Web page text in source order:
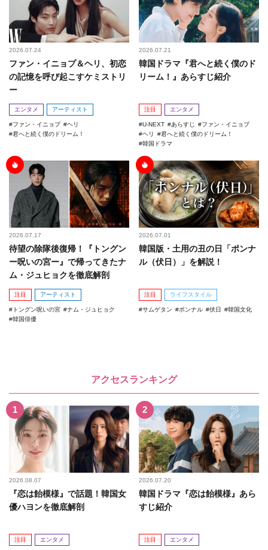
2026.07.24
ファン・イニョプ＆ヘリ、初恋
の記憶を呼び起こすケミストリ
ー
エンタメ アーティスト
ファン・イニョプ
ヘリ
君へと続く僕のドリーム！
2026.07.21
韓国ドラマ『君へと続く僕のド
リーム！』あらすじ紹介
注目 エンタメ
U-NEXT あらすじ
ファン・イニョプ
ヘリ
君へと続く僕のドリーム！
韓国ドラマ
2026.07.17
待望の除隊後復帰！『トングン
ー呪いの宮ー』で帰ってきたナ
ム・ジュヒョクを徹底解剖
注目 アーティスト
トングン呪いの宮
ナム・ジュヒョク
韓国俳優
2026.07.01
韓国版・土用の丑の日「ポンナ
ル（伏日）」を解説！
注目 ライフスタイル
サムゲタン ポンナル 伏日 韓国文化
アクセスランキング
2026.08.07
『恋は飴模様』で話題！韓国女
優ハヨンを徹底解剖
注目 エンタメ
2026.07.20
韓国ドラマ『恋は飴模様』あら
すじ紹介
注目 エンタメ